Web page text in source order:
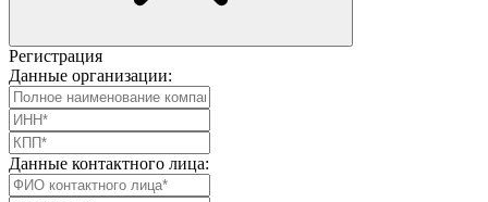
Регистрация
Данные организации:
Данные контактного лица: